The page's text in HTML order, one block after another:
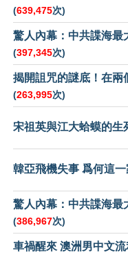
(639,475次)
驚人內幕：中共諜海最
(397,345次)
揭開詛咒的謎底！在兩
(263,995次)
宋祖英與江大蛤蟆的生
韓亞飛機失事 爲何這
驚人內幕：中共諜海最
(386,967次)
車禍醒來 澳洲男中文